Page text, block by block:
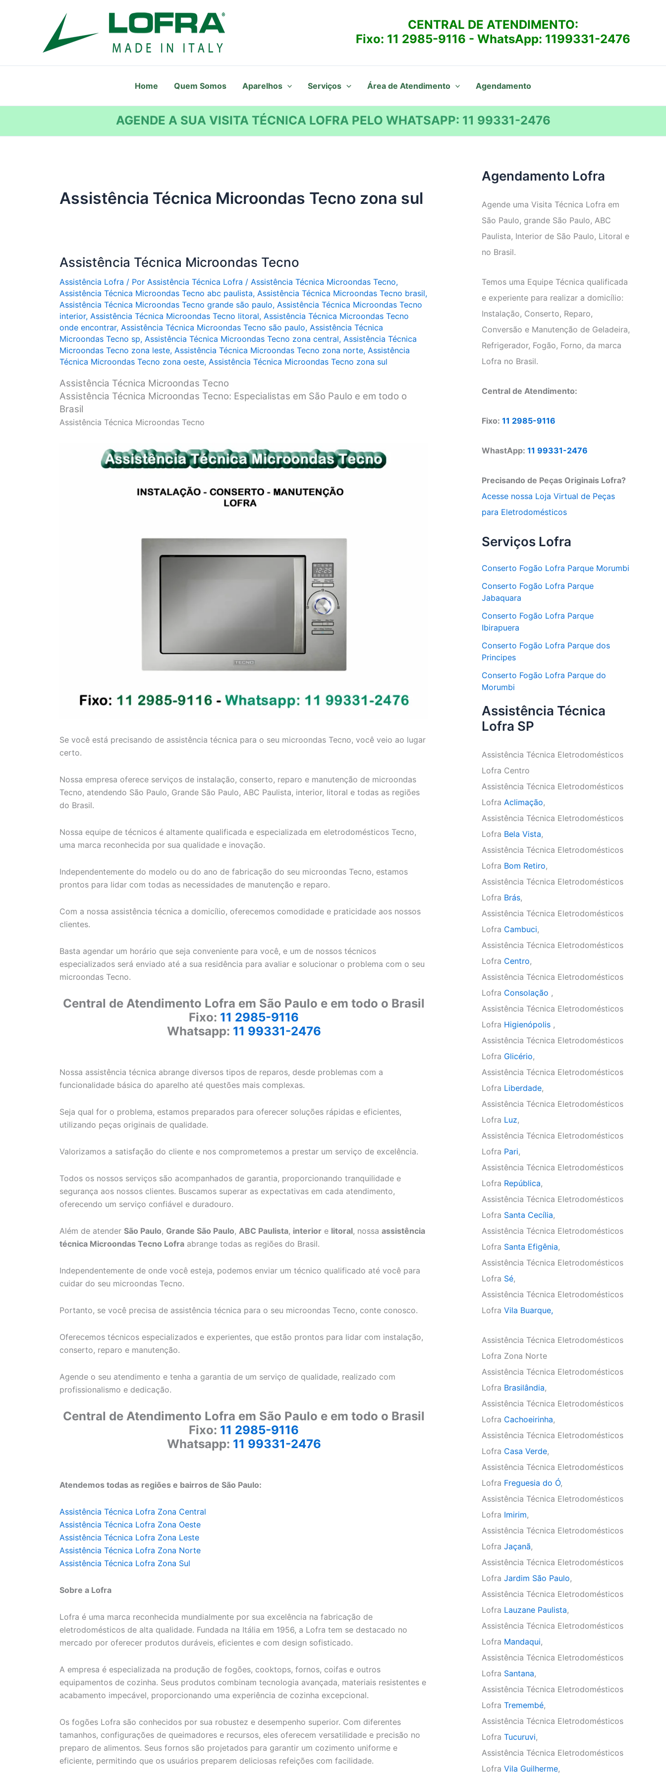
CENTRAL DE ATENDIMENTO:
Fixo: 11 2985-9116 - WhatsApp: 1199331-2476
Home Quem Somos Aparelhos Serviços Área de Atendimento Agendamento
AGENDE A SUA VISITA TÉCNICA LOFRA PELO WHATSAPP: 11 99331-2476
Assistência Técnica Microondas Tecno zona sul
Assistência Técnica Microondas Tecno
Assistência Lofra / Por Assistência Técnica Lofra / Assistência Técnica Microondas Tecno,
Assistência Técnica Microondas Tecno abc paulista, Assistência Técnica Microondas Tecno brasil,
Assistência Técnica Microondas Tecno grande são paulo, Assistência Técnica Microondas Tecno
interior, Assistência Técnica Microondas Tecno litoral, Assistência Técnica Microondas Tecno
onde encontrar, Assistência Técnica Microondas Tecno são paulo, Assistência Técnica
Microondas Tecno sp, Assistência Técnica Microondas Tecno zona central, Assistência Técnica
Microondas Tecno zona leste, Assistência Técnica Microondas Tecno zona norte, Assistência
Técnica Microondas Tecno zona oeste, Assistência Técnica Microondas Tecno zona sul
Assistência Técnica Microondas Tecno
Assistência Técnica Microondas Tecno: Especialistas em São Paulo e em todo o
Brasil
Assistência Técnica Microondas Tecno
Se você está precisando de assistência técnica para o seu microondas Tecno, você veio ao lugar
certo.
Nossa empresa oferece serviços de instalação, conserto, reparo e manutenção de microondas
Tecno, atendendo São Paulo, Grande São Paulo, ABC Paulista, interior, litoral e todas as regiões
do Brasil.
Nossa equipe de técnicos é altamente qualificada e especializada em eletrodomésticos Tecno,
uma marca reconhecida por sua qualidade e inovação.
Independentemente do modelo ou do ano de fabricação do seu microondas Tecno, estamos
prontos para lidar com todas as necessidades de manutenção e reparo.
Com a nossa assistência técnica a domicílio, oferecemos comodidade e praticidade aos nossos
clientes.
Basta agendar um horário que seja conveniente para você, e um de nossos técnicos
especializados será enviado até a sua residência para avaliar e solucionar o problema com o seu
microondas Tecno.
Central de Atendimento Lofra em São Paulo e em todo o Brasil
Fixo: 11 2985-9116
Whatsapp: 11 99331-2476
Nossa assistência técnica abrange diversos tipos de reparos, desde problemas com a
funcionalidade básica do aparelho até questões mais complexas.
Seja qual for o problema, estamos preparados para oferecer soluções rápidas e eficientes,
utilizando peças originais de qualidade.
Valorizamos a satisfação do cliente e nos comprometemos a prestar um serviço de excelência.
Todos os nossos serviços são acompanhados de garantia, proporcionando tranquilidade e
segurança aos nossos clientes. Buscamos superar as expectativas em cada atendimento,
oferecendo um serviço confiável e duradouro.
Além de atender São Paulo, Grande São Paulo, ABC Paulista, interior e litoral, nossa assistência
técnica Microondas Tecno Lofra abrange todas as regiões do Brasil.
Independentemente de onde você esteja, podemos enviar um técnico qualificado até você para
cuidar do seu microondas Tecno.
Portanto, se você precisa de assistência técnica para o seu microondas Tecno, conte conosco.
Oferecemos técnicos especializados e experientes, que estão prontos para lidar com instalação,
conserto, reparo e manutenção.
Agende o seu atendimento e tenha a garantia de um serviço de qualidade, realizado com
profissionalismo e dedicação.
Central de Atendimento Lofra em São Paulo e em todo o Brasil
Fixo: 11 2985-9116
Whatsapp: 11 99331-2476
Atendemos todas as regiões e bairros de São Paulo:
Assistência Técnica Lofra Zona Central
Assistência Técnica Lofra Zona Oeste
Assistência Técnica Lofra Zona Leste
Assistência Técnica Lofra Zona Norte
Assistência Técnica Lofra Zona Sul
Sobre a Lofra
Lofra é uma marca reconhecida mundialmente por sua excelência na fabricação de
eletrodomésticos de alta qualidade. Fundada na Itália em 1956, a Lofra tem se destacado no
mercado por oferecer produtos duráveis, eficientes e com design sofisticado.
A empresa é especializada na produção de fogões, cooktops, fornos, coifas e outros
equipamentos de cozinha. Seus produtos combinam tecnologia avançada, materiais resistentes e
acabamento impecável, proporcionando uma experiência de cozinha excepcional.
Os fogões Lofra são conhecidos por sua robustez e desempenho superior. Com diferentes
tamanhos, configurações de queimadores e recursos, eles oferecem versatilidade e precisão no
preparo de alimentos. Seus fornos são projetados para garantir um cozimento uniforme e
eficiente, permitindo que os usuários preparem deliciosas refeições com facilidade.
Agendamento Lofra
Agende uma Visita Técnica Lofra em
São Paulo, grande São Paulo, ABC
Paulista, Interior de São Paulo, Litoral e
no Brasil.
Temos uma Equipe Técnica qualificada
e experiente para realizar a domicílio:
Instalação, Conserto, Reparo,
Conversão e Manutenção de Geladeira,
Refrigerador, Fogão, Forno, da marca
Lofra no Brasil.
Central de Atendimento:
Fixo: 11 2985-9116
WhastApp: 11 99331-2476
Precisando de Peças Originais Lofra?
Acesse nossa Loja Virtual de Peças
para Eletrodomésticos
Serviços Lofra
Conserto Fogão Lofra Parque Morumbi
Conserto Fogão Lofra Parque
Jabaquara
Conserto Fogão Lofra Parque
Ibirapuera
Conserto Fogão Lofra Parque dos
Principes
Conserto Fogão Lofra Parque do
Morumbi
Assistência Técnica
Lofra SP
Assistência Técnica Eletrodomésticos
Lofra Centro
Assistência Técnica Eletrodomésticos
Lofra Aclimação,
Assistência Técnica Eletrodomésticos
Lofra Bela Vista,
Assistência Técnica Eletrodomésticos
Lofra Bom Retiro,
Assistência Técnica Eletrodomésticos
Lofra Brás,
Assistência Técnica Eletrodomésticos
Lofra Cambuci,
Assistência Técnica Eletrodomésticos
Lofra Centro,
Assistência Técnica Eletrodomésticos
Lofra Consolação ,
Assistência Técnica Eletrodomésticos
Lofra Higienópolis ,
Assistência Técnica Eletrodomésticos
Lofra Glicério,
Assistência Técnica Eletrodomésticos
Lofra Liberdade,
Assistência Técnica Eletrodomésticos
Lofra Luz,
Assistência Técnica Eletrodomésticos
Lofra Pari,
Assistência Técnica Eletrodomésticos
Lofra República,
Assistência Técnica Eletrodomésticos
Lofra Santa Cecília,
Assistência Técnica Eletrodomésticos
Lofra Santa Efigênia,
Assistência Técnica Eletrodomésticos
Lofra Sé,
Assistência Técnica Eletrodomésticos
Lofra Vila Buarque,
Assistência Técnica Eletrodomésticos
Lofra Zona Norte
Assistência Técnica Eletrodomésticos
Lofra Brasilândia,
Assistência Técnica Eletrodomésticos
Lofra Cachoeirinha,
Assistência Técnica Eletrodomésticos
Lofra Casa Verde,
Assistência Técnica Eletrodomésticos
Lofra Freguesia do Ó,
Assistência Técnica Eletrodomésticos
Lofra Imirim,
Assistência Técnica Eletrodomésticos
Lofra Jaçanã,
Assistência Técnica Eletrodomésticos
Lofra Jardim São Paulo,
Assistência Técnica Eletrodomésticos
Lofra Lauzane Paulista,
Assistência Técnica Eletrodomésticos
Lofra Mandaqui,
Assistência Técnica Eletrodomésticos
Lofra Santana,
Assistência Técnica Eletrodomésticos
Lofra Tremembé,
Assistência Técnica Eletrodomésticos
Lofra Tucuruvi,
Assistência Técnica Eletrodomésticos
Lofra Vila Guilherme,